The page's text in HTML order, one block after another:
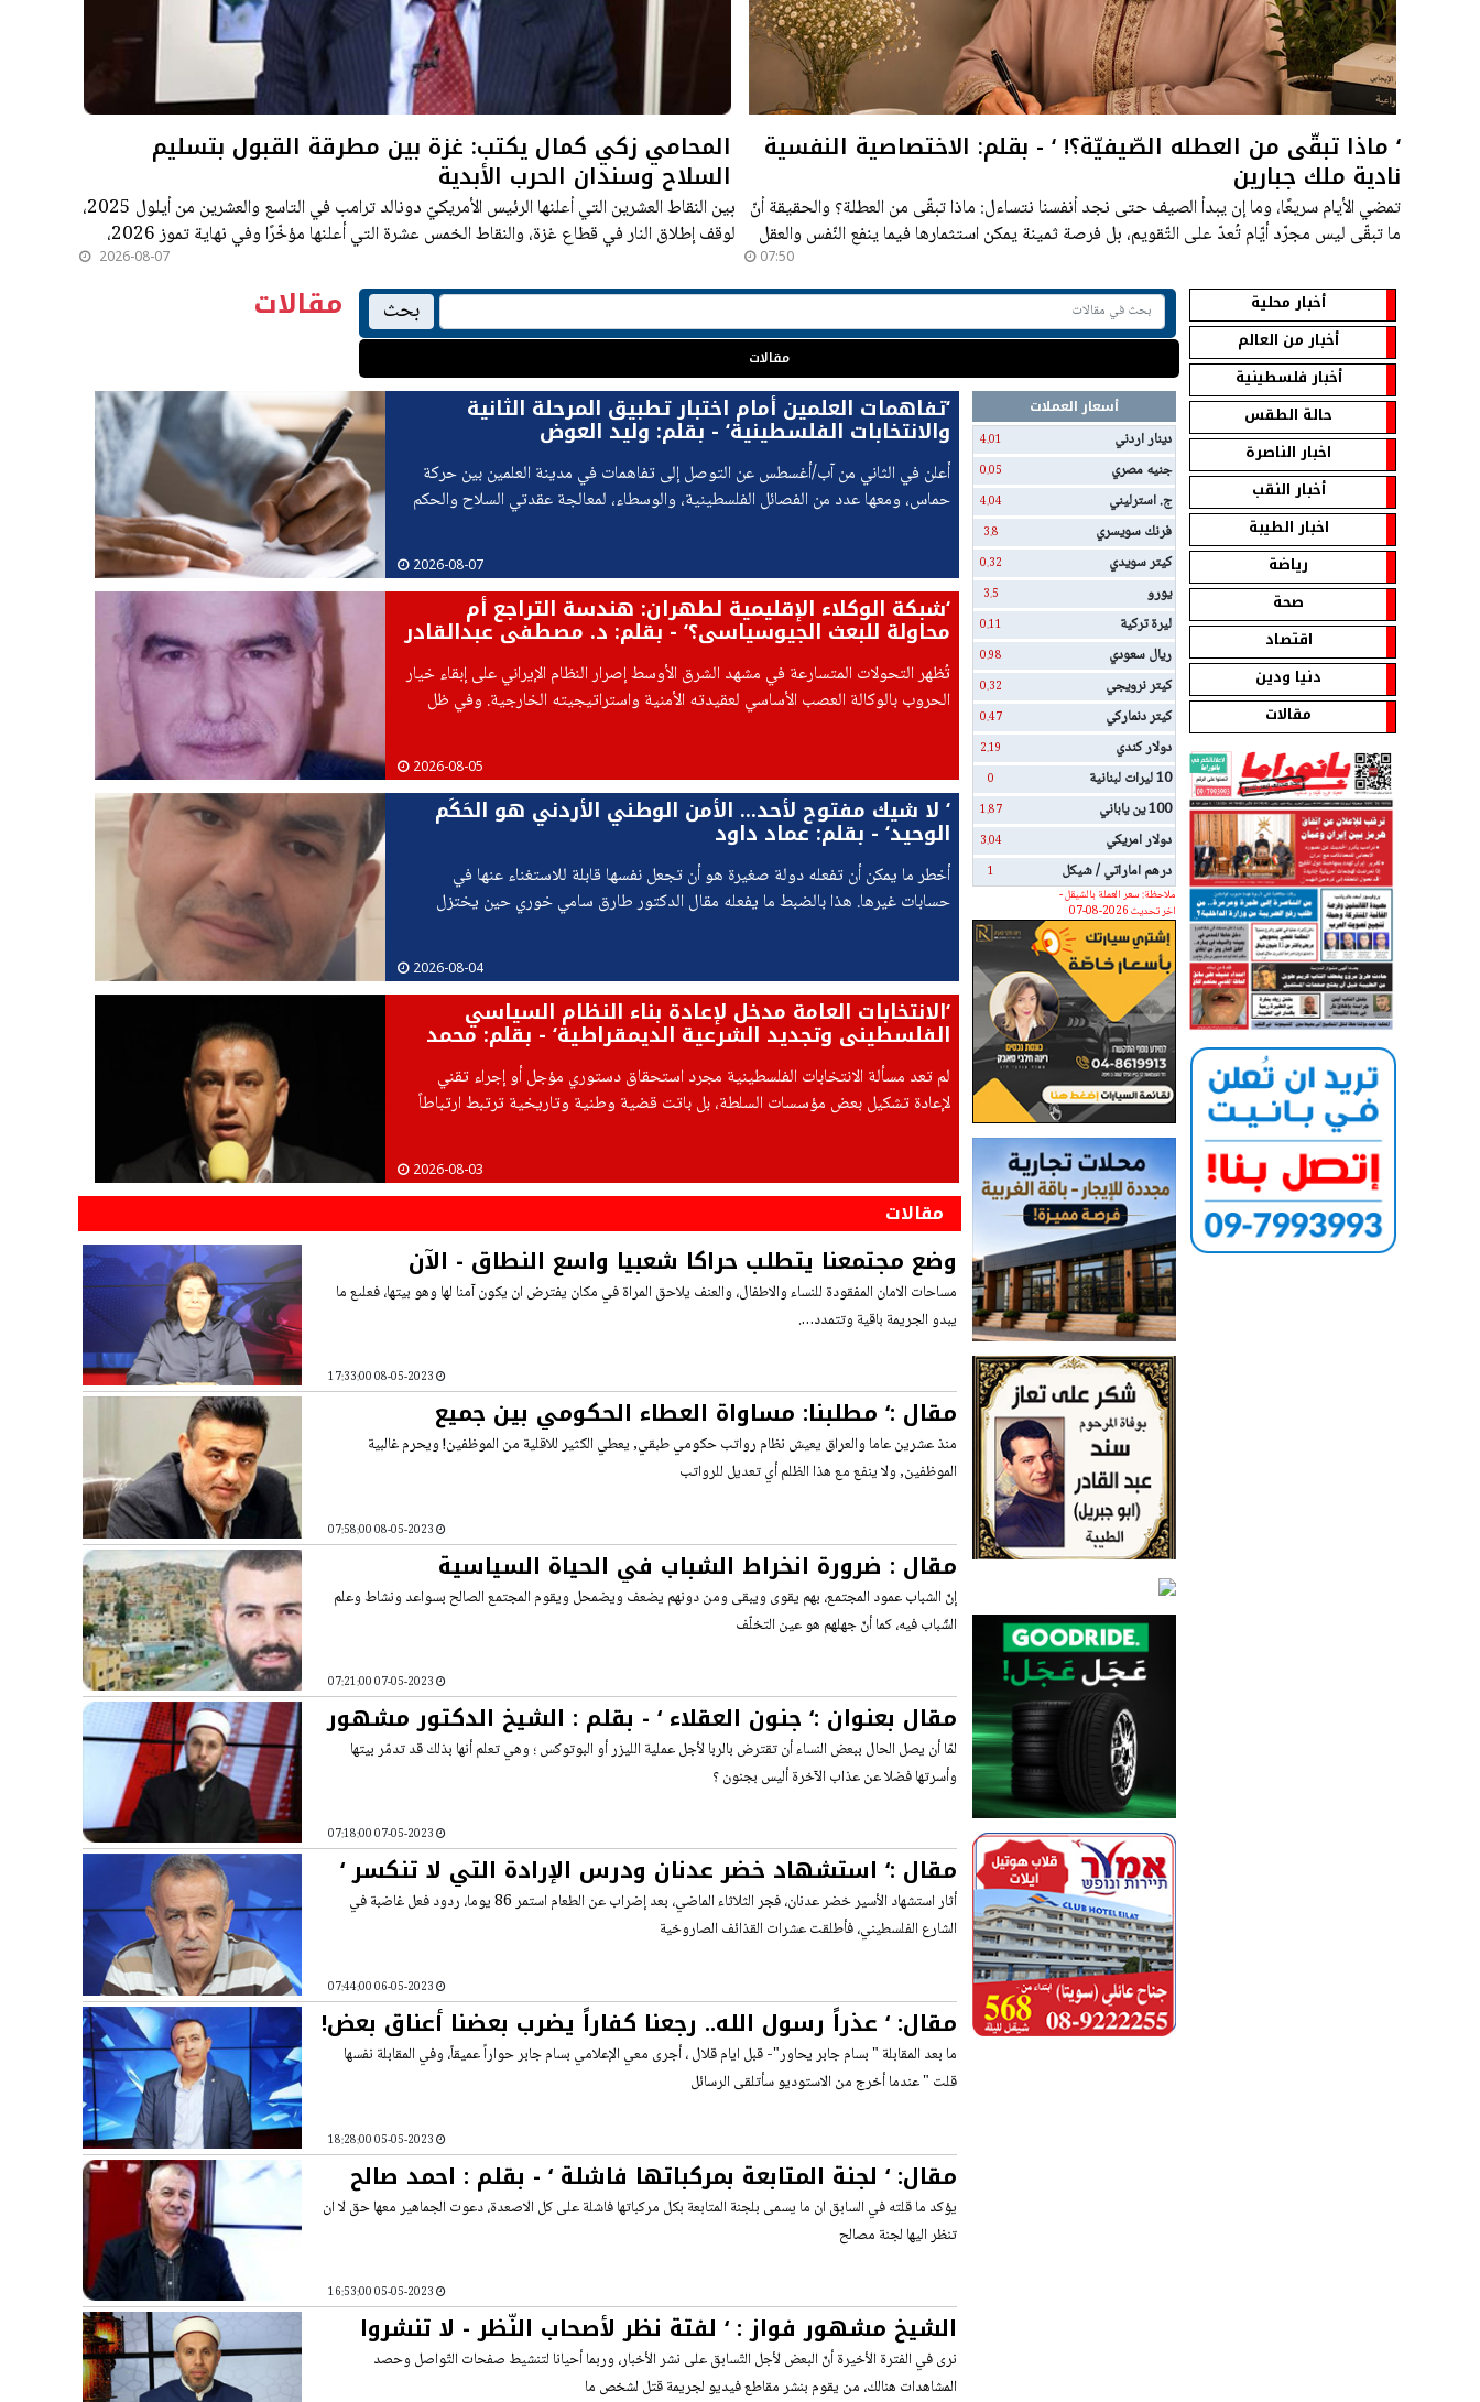
‘ ماذا تبقّى من العطله الصّيفيّة؟! ‘ - بقلم: الاختصاصية النفسية
نادية ملك جبارين
تمضي الأيام سريعًا، وما إن يبدأ الصيف حتى نجد أنفسنا نتساءل: ماذا تبقّى من العطلة؟ والحقيقة أنّ
ما تبقّى ليس مجرّد أيّام تُعدّ على التّقويم، بل فرصة ثمينة يمكن استثمارها فيما ينفع النّفس والعقل
07:50
المحامي زكي كمال يكتب: غزة بين مطرقة القبول بتسليم
السلاح وسندان الحرب الأبدية
بين النقاط العشرين التي أعلنها الرئيس الأمريكيّ دونالد ترامب في التاسع والعشرين من أيلول 2025،
لوقف إطلاق النار في قطاع غزة، والنقاط الخمس عشرة التي أعلنها مؤخّرًا وفي نهاية تموز 2026،
2026-08-07
أخبار محلية
أخبار من العالم
أخبار فلسطينية
حالة الطقس
اخبار الناصرة
أخبار النقب
اخبار الطيبة
رياضة
صحة
اقتصاد
دنيا ودين
مقالات
بحث
مقالات
مقالات
أسعار العملات
دينار اردني
4.01
جنيه مصري 0.05
ج. استرليني 4.04
فرنك سويسري 3.8
كيتر سويدي 0.32
يورو 3.5
ليرة تركية 0.11
ريال سعودي 0.98
كيتر نرويجي 0.32
كيتر دنماركي 0.47
دولار كندي 2.19
10 ليرات لبنانية 0
100 ين ياباني 1.87
دولار امريكي 3.04
درهم اماراتي / شيكل
1
ملاحظة: سعر العملة بالشيقل -
اخر تحديث 2026-08-07
‘تفاهمات العلمين أمام اختبار تطبيق المرحلة الثانية
والانتخابات الفلسطينية‘ - بقلم: وليد العوض
أُعلن في الثاني من آب/أغسطس عن التوصل إلى تفاهمات في مدينة العلمين بين حركة
حماس، ومعها عدد من الفصائل الفلسطينية، والوسطاء، لمعالجة عقدتي السلاح والحكم
2026-08-07
‘شبكة الوكلاء الإقليمية لطهران: هندسة التراجع أم
محاولة للبعث الجيوسياسي؟‘ - بقلم: د. مصطفى عبدالقادر
تُظهر التحولات المتسارعة في مشهد الشرق الأوسط إصرار النظام الإيراني على إبقاء خيار
الحروب بالوكالة العصب الأساسي لعقيدته الأمنية واستراتيجيته الخارجية. وفي ظل
2026-08-05
‘ لا شيك مفتوح لأحد... الأمن الوطني الأردني هو الحَكَم
الوحيد‘ - بقلم: عماد داود
أخطر ما يمكن أن تفعله دولة صغيرة هو أن تجعل نفسها قابلة للاستغناء عنها في
حسابات غيرها. هذا بالضبط ما يفعله مقال الدكتور طارق سامي خوري حين يختزل
2026-08-04
‘الانتخابات العامة مدخل لإعادة بناء النظام السياسي
الفلسطيني وتجديد الشرعية الديمقراطية‘ - بقلم: محمد
لم تعد مسألة الانتخابات الفلسطينية مجرد استحقاق دستوري مؤجل أو إجراء تقني
لإعادة تشكيل بعض مؤسسات السلطة، بل باتت قضية وطنية وتاريخية ترتبط ارتباطاً
2026-08-03
مقالات
وضع مجتمعنا يتطلب حراكا شعبيا واسع النطاق - الآن
مساحات الامان المفقودة للنساء والاطفال، والعنف يلاحق المراة في مكان يفترض ان يكون آمنا لها وهو بيتها، فعلىع ما
يبدو الجريمة باقية وتتمدد….
مقال :‘ مطلبنا: مساواة العطاء الحكومي بين جميع
الموظفين‘
منذ عشرين عاما والعراق يعيش نظام رواتب حكومي طبقي, يعطي الكثير للاقلية من الموظفين! ويحرم غالبية
الموظفين, ولا ينفع مع هذا الظلم أي تعديل للرواتب
مقال : ضرورة انخراط الشباب في الحياة السياسية
والاجتماعية
إنّ الشباب عمود المجتمع، بهم يقوى ويبقى ومن دونهم يضعف ويضمحل ويقوم المجتمع الصالح بسواعد ونشاط وعلم
الشّباب فيه، كما أنّ جهلهم هو عين التخلّف
مقال بعنوان :‘ جنون العقلاء ‘ - بقلم : الشيخ الدكتور مشهور
فواز
لمّا أن يصل الحال ببعض النساء أن تقترض بالربا لأجل عملية الليزر أو البوتوكس ؛ وهي تعلم أنها بذلك قد تدمّر بيتها
وأسرتها فضلا عن عذاب الآخرة أليس بجنون ؟
مقال :‘ استشهاد خضر عدنان ودرس الإرادة التي لا تنكسر ‘
أثار استشهاد الأسير خضر عدنان، فجر الثلاثاء الماضي، بعد إضراب عن الطعام استمر 86 يوما، ردود فعل غاضبة في
الشارع الفلسطيني، فأطلقت عشرات القذائف الصاروخية
مقال: ‘ عذراً رسول الله.. رجعنا كفاراً يضرب بعضنا أعناق بعض!
‘ما بعد المقابلة " بسام جابر يحاور"- قبل ايام قلال ، أجرى معي الإعلامي بسام جابر حواراً عميقاً، وفي المقابلة نفسها
قلت " عندما أخرج من الاستوديو سأتلقى الرسائل
مقال: ‘ لجنة المتابعة بمركباتها فاشلة ‘ - بقلم : احمد صالح
حمدان ( ابو رعد )
يؤكد ما قلته في السابق ان ما يسمى بلجنة المتابعة بكل مركباتها فاشلة على كل الاصعدة، دعوت الجماهير معها حق لا ان
تنظر اليها لجنة مصالح
الشيخ مشهور فواز : ‘ لفتة نظر لأصحاب النّظر - لا تنشروا
مقاطع توثيق الجرائم ‘
نرى في الفترة الأخيرة أنّ البعض لأجل التّسابق على نشر الأخبار، وربما أحيانا لتنشيط صفحات التّواصل وحصد
المشاهدات هنالك، من يقوم بنشر مقاطع فيديو لجريمة قتل لشخص ما